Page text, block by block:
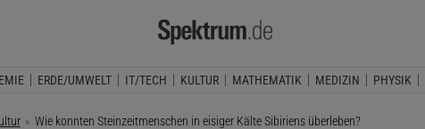
ERDE/UMWELT IT/TECH KULTUR MATHEMATIK MEDIZIN PHYSIK
Aktuelle Seite:
Wie konnten Steinzeitmenschen in eisiger Kälte Sibiriens überleben?